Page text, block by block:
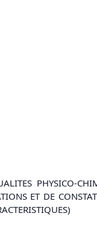
PHYSICO-
ET DE